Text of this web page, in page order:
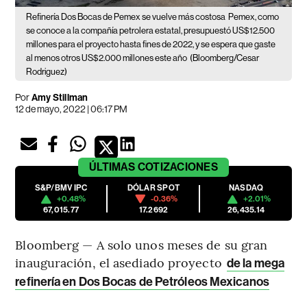
Refinería Dos Bocas de Pemex se vuelve más costosa Pemex, como
se conoce a la compañía petrolera estatal, presupuestó US$12.500
millones para el proyecto hasta fines de 2022, y se espera que gaste
al menos otros US$2.000 millones este año (Bloomberg/Cesar
Rodriguez)
PorAmy Stillman
12 de mayo, 2022 | 06:17 PM
ÚLTIMAS COTIZACIONES
S&P/BMV IPC
+0.48%
67,015.77
DÓLAR SPOT
-0.36%
17.2692
NASDAQ
+2.01%
26,435.14
Bloomberg — A solo unos meses de su gran
inauguración, el asediado proyecto de la mega
refinería en Dos Bocas de Petróleos Mexicanos